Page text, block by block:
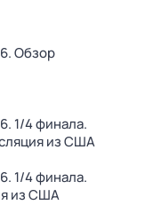
Обзор
1/4 финала.
из США
1/4 финала.
из США